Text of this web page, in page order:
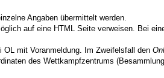
Angaben übermittelt werden.
auf eine HTML Seite verweisen. Bei
OL mit Voranmeldung. Im Zweifelsfall den
des Wettkampfzentrums